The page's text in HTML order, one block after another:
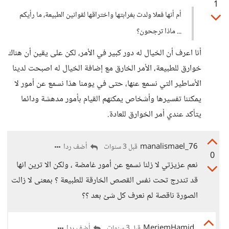
1
أم أنها فعلا ولدت بغرابتها واختراقها لقوانين الطبيعة، ما رأيكم
... ماذا ترجحون؟
أنا اعرف أن الخيال له دور كبير في الأمر، لكن على يقين أن هناك
خوارق للطبيعة، الأمر الخارق مع إضافة الخيال له اصبحت لدينا
الأساطير التي نسمع عنها، حتى في يومنا هذا نسمع عن أمور لا
يمكننا تفسيرها وأشخاص يمكنهم القيام بأمور مدهشة ودائما
يتأكد عندي أمر الخوارق للعادة.
0
manalismael_76 قبل 3 سنوات أضف ردا
نعم عزيزتي لا زلنا نسمع عن أمور غامضة ، ولكن الا ترين انها
قد تندرج تحت نفس القصص الخارقة للطبيعة ؟ بمعنى لا زالت
الصورة ناقصة لم نعرف كل شئ بعد ؟؟